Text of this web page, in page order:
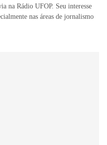
na Rádio UFOP. Seu interesse
nas áreas de jornalismo